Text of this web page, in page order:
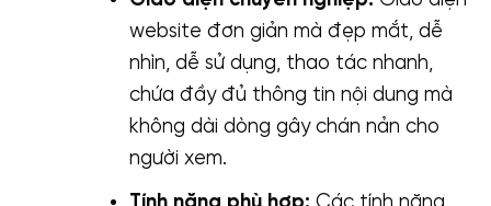
website đơn giản mà đẹp mắt, dễ
nhìn, dễ sử dụng, thao tác nhanh,
chứa đầy đủ thông tin nội dung mà
không dài dòng gây chán nản cho
người xem.